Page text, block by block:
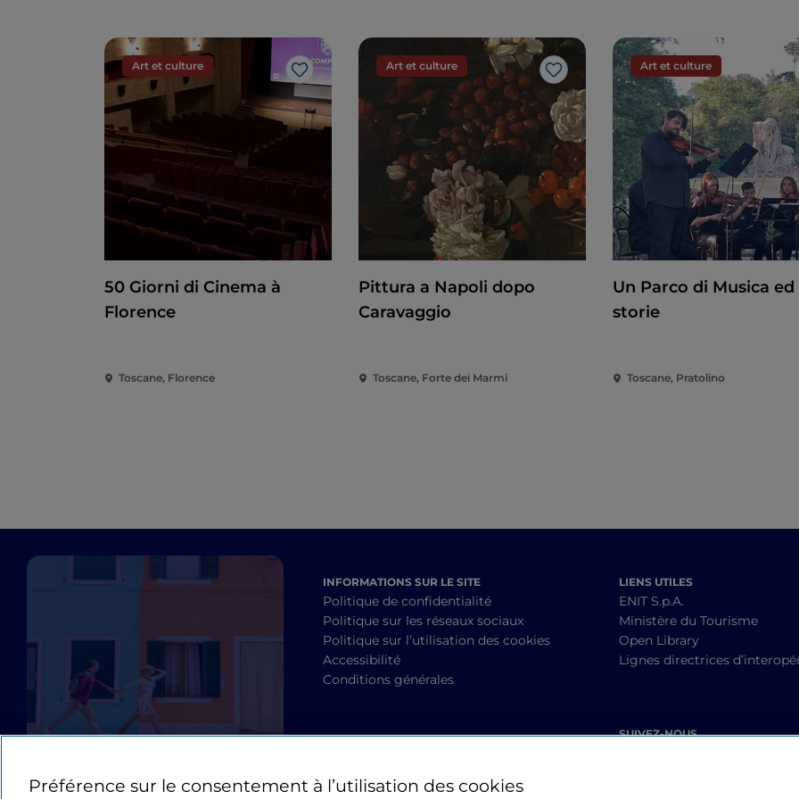
Art et culture
J’aime
50 Giorni di Cinema à
Florence
Toscane, Florence
Art et culture
J’aime
Pittura a Napoli dopo
Caravaggio
Toscane, Forte dei Marmi
Art et culture
Un Parco di Musica
storie
Toscane, Pratolino
INFORMATIONS SUR LE SITE
Politique de confidentialité
Politique sur les réseaux sociaux
Politique sur l’utilisation des cookies
Accessibilité
Conditions générales
LIENS UTILES
ENIT S.p.A.
Ministère du Tourisme
Open Library
Lignes directrices
SUIVEZ-NOUS
Préférence sur le consentement à l’utilisation des cookies